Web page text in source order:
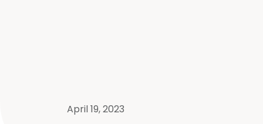
April 19, 2023